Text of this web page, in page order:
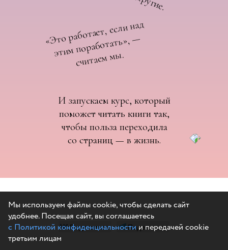
И запускаем курс, который
поможет читать книги так,
чтобы польза переходила
со страниц — в жизнь.
«
Это работает, если над
этим поработать»,
—
считаем м
ы.
Поделиться Поделиться
Мы используем файлы cookie, чтобы сделать сайт
удобнее. Посещая сайт, вы соглашаетесь
с Политикой конфиденциальностии передачей cookie
третьим лицам